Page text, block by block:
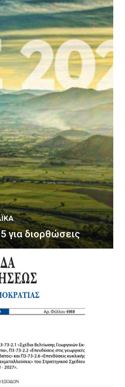
για διορθώσεις